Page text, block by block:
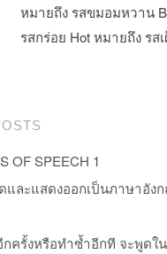
หมายถึง รสขมอมหวาน
รสกร่อย Hot หมายถึง ร
OF SPEECH 1
และแสดงออกเป็นภาษาอัง
กครั้งหรือทำซ้ำอีกที จะพูดใ